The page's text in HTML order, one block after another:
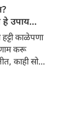
अर्ज २६
उपाय
काळेपणा
करू
काही सोपे